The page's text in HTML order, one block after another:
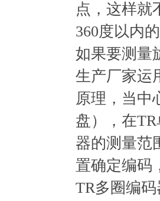
点，这样就
360度以内
如果要测量
生产厂家运
原理，当中
盘），在
器的测量范
置确定编码
TR多圈编